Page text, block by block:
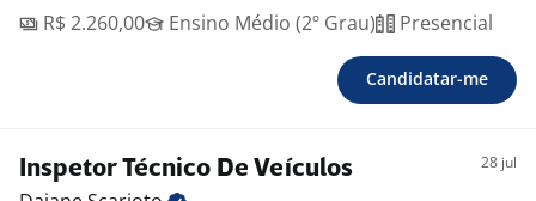
R$ 2.260,00
Ensino Médio (2º Grau) Presencial
Candidatar-me
Inspetor Técnico De Veículos 28 jul